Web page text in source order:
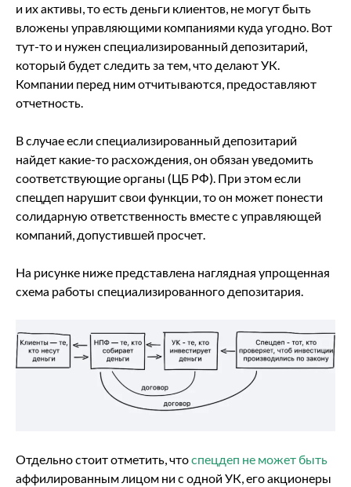
и их активы, то есть деньги клиентов, не могут быть
вложены управляющими компаниями куда угодно. Вот
тут-то и нужен специализированный депозитарий,
который будет следить за тем, что делают УК.
Компании перед ним отчитываются, предоставляют
отчетность.
В случае если специализированный депозитарий
найдет какие-то расхождения, он обязан уведомить
соответствующие органы (ЦБ РФ). При этом если
спецдеп нарушит свои функции, то он может понести
солидарную ответственность вместе с управляющей
компаний, допустившей просчет.
На рисунке ниже представлена наглядная упрощенная
схема работы специализированного депозитария.
Отдельно стоит отметить, чтоспецдеп не может быть
аффилированным лицом ни с одной УК, его акционеры